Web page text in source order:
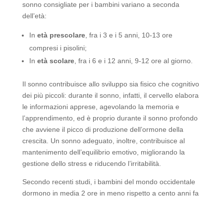
sonno consigliate per i bambini variano a seconda
dell’età:
In età prescolare, fra i 3 e i 5 anni, 10-13 ore
compresi i pisolini;
In età scolare, fra i 6 e i 12 anni, 9-12 ore al giorno.
Il sonno contribuisce allo sviluppo sia fisico che cognitivo
dei più piccoli: durante il sonno, infatti, il cervello elabora
le informazioni apprese, agevolando la memoria e
l’apprendimento, ed è proprio durante il sonno profondo
che avviene il picco di produzione dell’ormone della
crescita. Un sonno adeguato, inoltre, contribuisce al
mantenimento dell’equilibrio emotivo, migliorando la
gestione dello stress e riducendo l’irritabilità.
Secondo recenti studi, i bambini del mondo occidentale
dormono in media 2 ore in meno rispetto a cento anni fa